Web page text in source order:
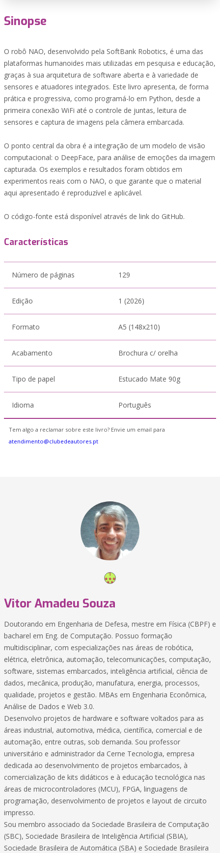
Sinopse
O robô NAO, desenvolvido pela SoftBank Robotics, é uma das
plataformas humanoides mais utilizadas em pesquisa e educação,
graças à sua arquitetura de software aberta e à variedade de
sensores e atuadores integrados. Este livro apresenta, de forma
prática e progressiva, como programá-lo em Python, desde a
primeira conexão WiFi até o controle de juntas, leitura de
sensores e captura de imagens pela câmera embarcada.
O ponto central da obra é a integração de um modelo de visão
computacional: o DeepFace, para análise de emoções da imagem
capturada. Os exemplos e resultados foram obtidos em
experimentos reais com o NAO, o que garante que o material
aqui apresentado é reproduzível e aplicável.
O código-fonte está disponível através de link do GitHub.
Características
Número de páginas 129
Edição 1 (2026)
Formato A5 (148x210)
Acabamento Brochura c/ orelha
Tipo de papel Estucado Mate 90g
Idioma Português
Tem algo a reclamar sobre este livro? Envie um email para
atendimento@clubedeautores.pt
Vitor Amadeu Souza
Doutorando em Engenharia de Defesa, mestre em Física (CBPF) e
bacharel em Eng. de Computação. Possuo formação
multidisciplinar, com especializações nas áreas de robótica,
elétrica, eletrônica, automação, telecomunicações, computação,
software, sistemas embarcados, inteligência artificial, ciência de
dados, mecânica, produção, manufatura, energia, processos,
qualidade, projetos e gestão. MBAs em Engenharia Econômica,
Análise de Dados e Web 3.0.
Desenvolvo projetos de hardware e software voltados para as
áreas industrial, automotiva, médica, científica, comercial e de
automação, entre outras, sob demanda. Sou professor
universitário e administrador da Cerne Tecnologia, empresa
dedicada ao desenvolvimento de projetos embarcados, à
comercialização de kits didáticos e à educação tecnológica nas
áreas de microcontroladores (MCU), FPGA, linguagens de
programação, desenvolvimento de projetos e layout de circuito
impresso.
Sou membro associado da Sociedade Brasileira de Computação
(SBC), Sociedade Brasileira de Inteligência Artificial (SBIA),
Sociedade Brasileira de Automática (SBA) e Sociedade Brasileira